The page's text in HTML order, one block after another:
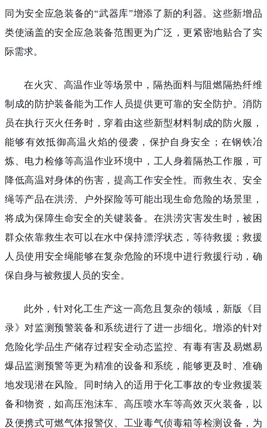
同为安全应急装备的“武器库”增添了新的利器。这些新增品
类使涵盖的安全应急装备范围更为广泛，更紧密地贴合了实
际需求。
在火灾、高温作业等场景中，隔热面料与阻燃隔热纤维
制成的防护装备能为工作人员提供更可靠的安全防护。消防
员在执行灭火任务时，穿着由这些新型材料制成的防火服，
能够有效抵御高温火焰的侵袭，保护自身安全；在钢铁冶
炼、电力检修等高温作业环境中，工人身着隔热工作服，可
降低高温对身体的伤害，提高工作安全性。而救生衣、安全
绳等产品在洪涝、户外探险等可能出现生命危险的场景里，
将成为保障生命安全的关键装备。在洪涝灾害发生时，被困
群众依靠救生衣可以在水中保持漂浮状态，等待救援；救援
人员使用安全绳能够在复杂危险的环境中进行救援行动，确
保自身与被救援人员的安全。
此外，针对化工生产这一高危且复杂的领域，新版《目
录》对监测预警装备和系统进行了进一步细化。增添的针对
危险化学品生产储存过程安全动态监控、有毒有害及易燃易
爆品监测预警等更为精准的设备和系统，能够更及时、准确
地发现潜在风险。同时纳入的适用于化工事故的专业救援装
备和物资，如高压泡沫车、高压喷水车等高效灭火装备，以
及便携式可燃气体报警仪、工业毒气侦毒箱等检测设备，为